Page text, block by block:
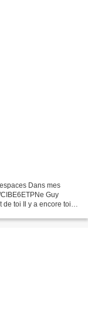
Dans mes
Guy
de toi Il y a encore toi